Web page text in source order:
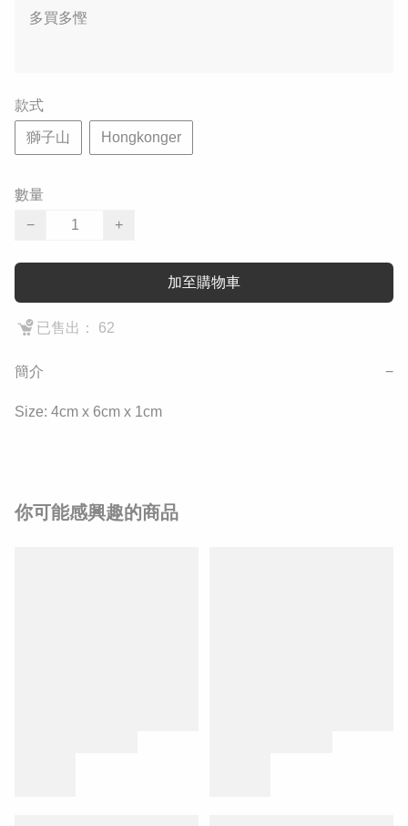
多買多慳
款式
獅子山 Hongkonger
數量
−
+
加至購物車
已售出： 62
簡介 −
Size: 4cm x 6cm x 1cm
你可能感興趣的商品